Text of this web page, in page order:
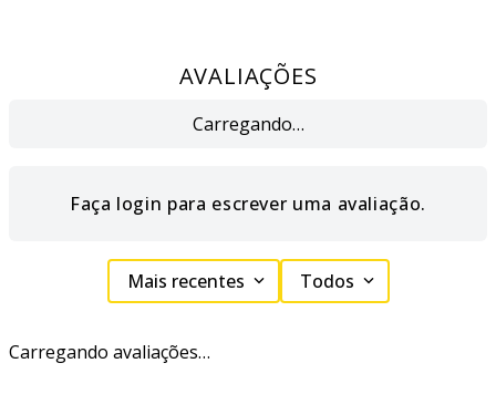
AVALIAÇÕES
Carregando…
Faça login para escrever uma avaliação.
Mais recentes Todos
Carregando avaliações…